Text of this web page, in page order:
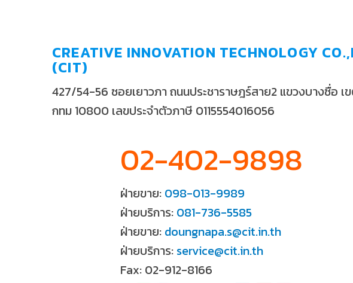
CREATIVE INNOVATION TECHNOLOGY
(CIT)
427/54-56 ซอยเยาวภา ถนนประชาราษฎร์สาย2 แขวงบางซื่อ เ
กทม 10800 เลขประจำตัวภาษี 0115554016056
02-402-9898
ฝ่ายขาย: 098-013-9989
ฝ่ายบริการ: 081-736-5585
ฝ่ายขาย: doungnapa.s@cit.in.th
ฝ่ายบริการ: service@cit.in.th
Fax: 02-912-8166